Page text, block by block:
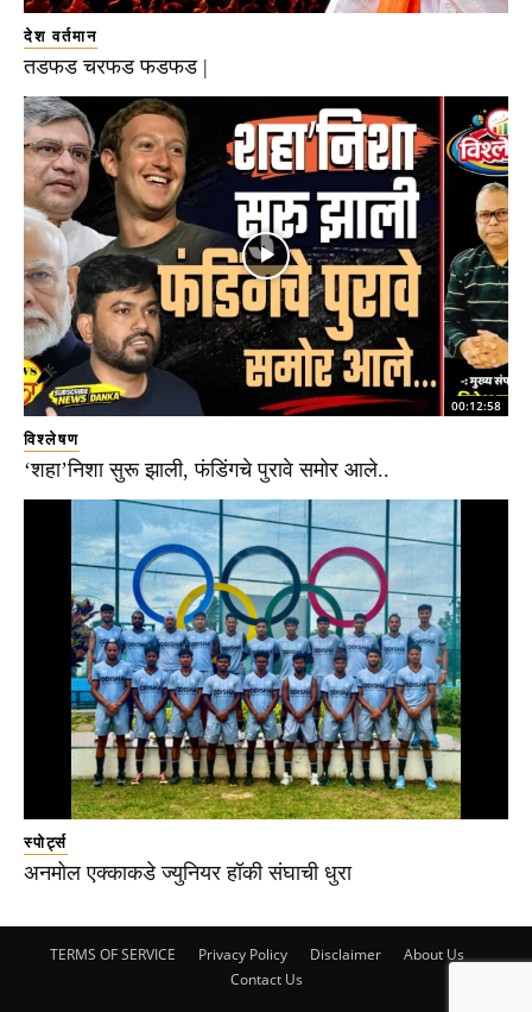
देश वर्तमान
तडफड चरफड फडफड |
00:12:58
विश्लेषण
‘शहा’निशा सुरू झाली, फंडिंगचे पुरावे समोर आले..
स्पोर्ट्स
अनमोल एक्काकडे ज्युनियर हॉकी संघाची धुरा
TERMS OF SERVICE Privacy Policy Disclaimer
About Us
Contact Us